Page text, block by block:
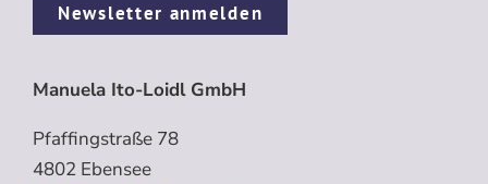
Newsletter anmelden
Manuela Ito-Loidl GmbH
Pfaffingstraße 78
4802 Ebensee